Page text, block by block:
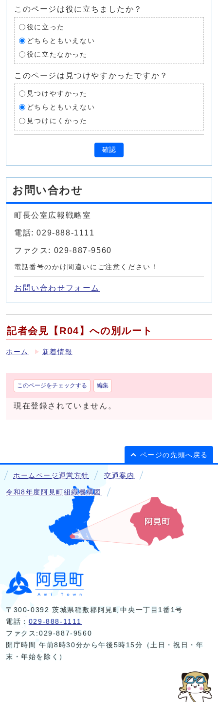
このページは役に立ちましたか？
役に立った
どちらともいえない
役に立たなかった
このページは見つけやすかったですか？
見つけやすかった
どちらともいえない
見つけにくかった
確認
お問い合わせ
町長公室広報戦略室
電話: 029-888-1111
ファクス: 029-887-9560
電話番号のかけ間違いにご注意ください！
お問い合わせフォーム
記者会見【R04】への別ルート
ホーム 新着情報
このページをチェックする 編集
現在登録されていません。
ページの先頭へ戻る
ホームページ運営方針 交通案内
令和8年度阿見町組織機構図
〒300-0392 茨城県稲敷郡阿見町中央一丁目1番1号
電話： 029-888-1111
ファクス:029-887-9560
開庁時間 午前8時30分から午後5時15分（土日・祝日・年
末・年始を除く）